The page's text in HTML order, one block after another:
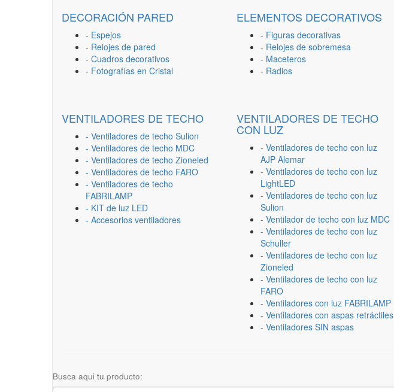
DECORACIÓN PARED
- Espejos
- Relojes de pared
- Cuadros decorativos
- Fotografías en Cristal
ELEMENTOS DECORATIVOS
- Figuras decorativas
- Relojes de sobremesa
- Maceteros
- Radios
VENTILADORES DE TECHO
- Ventiladores de techo Sulion
- Ventiladores de techo MDC
- Ventiladores de techo Zioneled
- Ventiladores de techo FARO
- Ventiladores de techo
FABRILAMP
- KIT de luz LED
- Accesorios ventiladores
VENTILADORES DE TECHO
CON LUZ
- Ventiladores de techo con luz
AJP Alemar
- Ventiladores de techo con luz
LightLED
- Ventiladores de techo con luz
Sulion
- Ventilador de techo con luz MDC
- Ventiladores de techo con luz
Schuller
- Ventiladores de techo con luz
Zioneled
- Ventiladores de techo con luz
FARO
- Ventiladores con luz FABRILAMP
- Ventiladores con aspas retráctiles
- Ventiladores SIN aspas
Busca aqui tu producto: